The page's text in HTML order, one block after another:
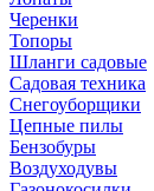
Черенки
Топоры
Шланги садовые
Садовая техника
Снегоуборщики
Цепные пилы
Бензобуры
Воздуходувы